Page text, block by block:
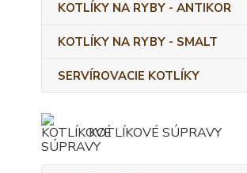
KOTLÍKY NA RYBY - ANTIKOR
KOTLÍKY NA RYBY - SMALT
SERVÍROVACIE KOTLÍKY
KOTLÍKOVÉ SÚPRAVY